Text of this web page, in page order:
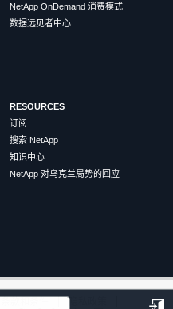
NetApp OnDemand 消费模式
数据远见者中心
RESOURCES
订阅
搜索 NetApp
知识中心
NetApp 对乌克兰局势的回应
条款和条件
隐私政策